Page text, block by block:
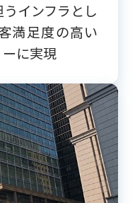
インフラとし
満足度の高い
に実現